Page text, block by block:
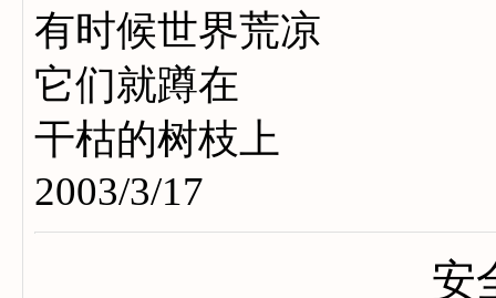
有时候世界荒凉
它们就蹲在
干枯的树枝上
2003/3/17
安